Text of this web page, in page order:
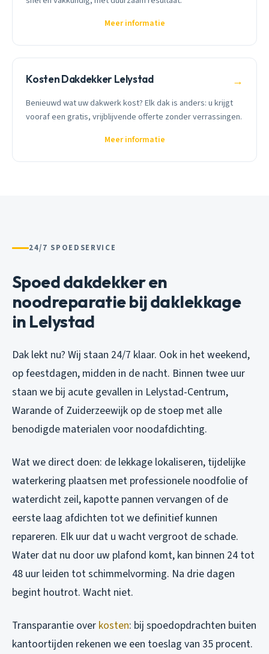
Meer informatie
Kosten Dakdekker Lelystad →
Benieuwd wat uw dakwerk kost? Elk dak is anders: u krijgt
vooraf een gratis, vrijblijvende offerte zonder verrassingen.
Meer informatie
24/7 SPOEDSERVICE
Spoed dakdekker en
noodreparatie bij daklekkage
in Lelystad
Dak lekt nu? Wij staan 24/7 klaar. Ook in het weekend,
op feestdagen, midden in de nacht. Binnen twee uur
staan we bij acute gevallen in Lelystad-Centrum,
Warande of Zuiderzeewijk op de stoep met alle
benodigde materialen voor noodafdichting.
Wat we direct doen: de lekkage lokaliseren, tijdelijke
waterkering plaatsen met professionele noodfolie of
waterdicht zeil, kapotte pannen vervangen of de
eerste laag afdichten tot we definitief kunnen
repareren. Elk uur dat u wacht vergroot de schade.
Water dat nu door uw plafond komt, kan binnen 24 tot
48 uur leiden tot schimmelvorming. Na drie dagen
begint houtrot. Wacht niet.
Transparantie over kosten: bij spoedopdrachten buiten
kantoortijden rekenen we een toeslag van 35 procent.